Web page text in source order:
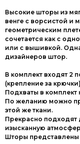
Высокие шторы из
венге с ворсистой и
геометрическим
сочетается как с
или с вышивкой.
дизайнеров штор.
В комплект входят 2
(крепление за
Подхваты в комплект
По желанию можно
этой же ткани.
Прекрасно подходят
изысканную
Шторы представлены